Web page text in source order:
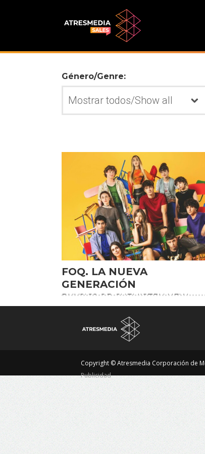
Género/Genre:
HD
FOQ. LA NUEVA
GENERACIÓN
PHYSICS OR CHEMISTRY. NEW
Copyright © Atresmedia Corporación de
Publicidad